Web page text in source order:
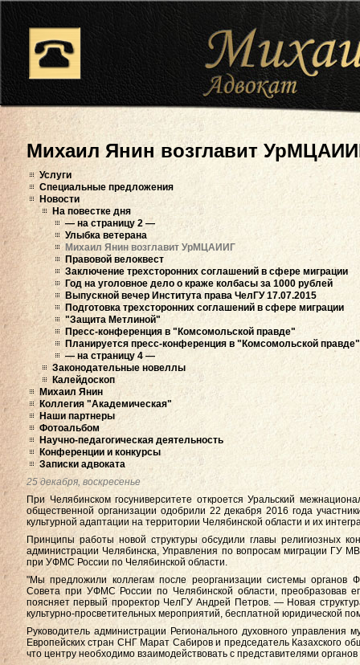
Михаил Янин возглавит
Услуги
Специальные предложения
Новости
На повестке дня
— на страницу 2 —
Улыбка ветерана
Михаил Янин возглавит УрМЦАИИГ
Правовой велоквест
Заключение трехсторонних соглашений в сфере миграции
Год на уголовное дело о краже колбасы за 1000 рублей
Выпускной вечер Института права ЧелГУ 17.07.2015
Подготовка трехсторонних соглашений в сфере миграции
"Защита Метлиной"
Пресс-конференция в "Комсомольской правде"
Планируется пресс-конференция в "Комсомольской правде"
— на страницу 4 —
Законодательные новеллы
Калейдоскоп
Михаил Янин
Коллегия "Академическая"
Наши партнеры
Фотоальбом
Научно-педагогическая деятельность
Конференции и конкурсы
Записки адвоката
25 декабря, воскресенье
При Челябинском госуниверситете откроется Уральский
общественной организации одобрили 22 декабря 2016 года
культурной адаптации на территории Челябинской области и их
Принципы работы новой структуры обсудили главы религиозных
администрации Челябинска, Управления по вопросам миграции ГУ
при УФМС России по Челябинской области.
"Мы предложили коллегам после реорганизации системы органов
Совета при УФМС России по Челябинской области, преобразовав
поясняет первый проректор ЧелГУ Андрей Петров. — Новая
культурно-просветительных мероприятий, бесплатной юридической
Руководитель администрации Регионального духовного
Европейских стран СНГ Марат Сабиров и председатель Казахского
что центру необходимо взаимодействовать с представителями